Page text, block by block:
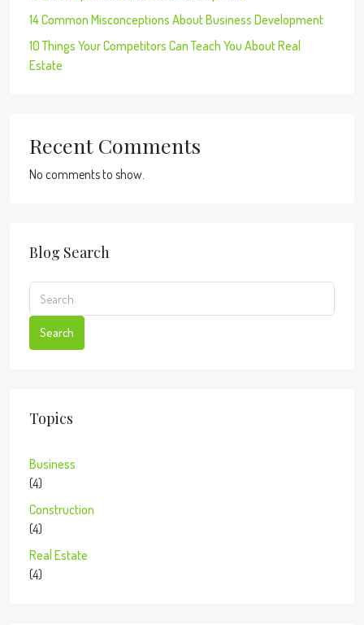
14 Common Misconceptions About Business Development
10 Things Your Competitors Can Teach You About Real
Estate
Recent Comments
No comments to show.
Blog Search
Search
Topics
Business
(4)
Construction
(4)
Real Estate
(4)